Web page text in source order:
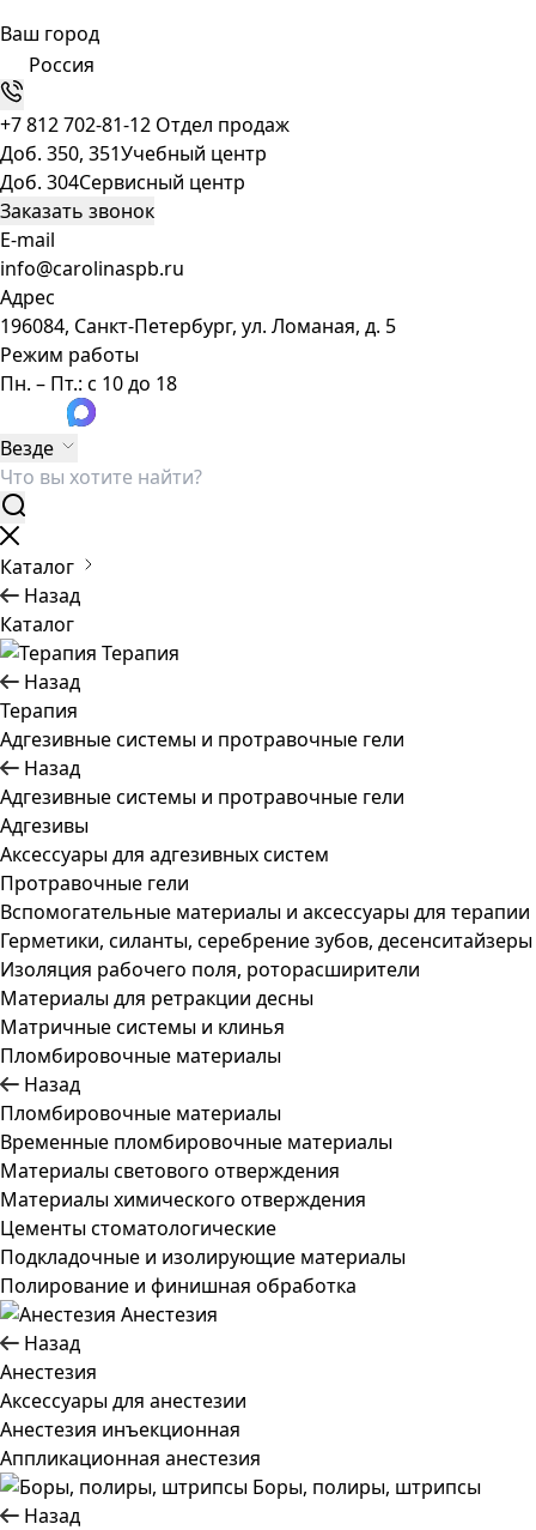
Ваш город
Россия
+7 812 702-81-12 Отдел продаж
Доб. 350, 351Учебный центр
Доб. 304Сервисный центр
Заказать звонок
E-mail
info@carolinaspb.ru
Адрес
196084, Санкт-Петербург, ул. Ломаная, д. 5
Режим работы
Пн. – Пт.: с 10 до 18
Везде
Каталог
Назад
Каталог
Терапия
Назад
Терапия
Адгезивные системы и протравочные гели
Назад
Адгезивные системы и протравочные гели
Адгезивы
Аксессуары для адгезивных систем
Протравочные гели
Вспомогательные материалы и аксессуары для терапии
Герметики, силанты, серебрение зубов, десенситайзеры
Изоляция рабочего поля, роторасширители
Материалы для ретракции десны
Матричные системы и клинья
Пломбировочные материалы
Назад
Пломбировочные материалы
Временные пломбировочные материалы
Материалы светового отверждения
Материалы химического отверждения
Цементы стоматологические
Подкладочные и изолирующие материалы
Полирование и финишная обработка
Анестезия
Назад
Анестезия
Аксессуары для анестезии
Анестезия инъекционная
Аппликационная анестезия
Боры, полиры, штрипсы
Назад